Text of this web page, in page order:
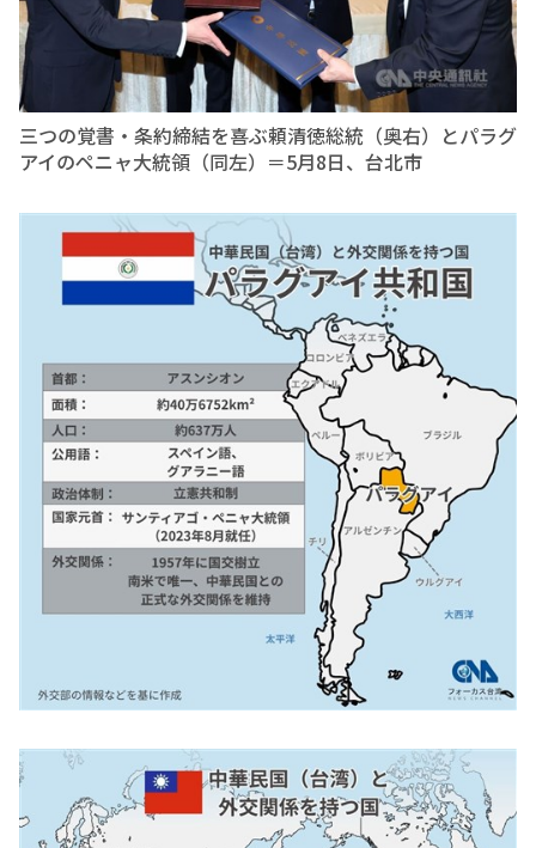
三つの覚書・条約締結を喜ぶ頼清徳総統（奥右）とパラグ
アイのペニャ大統領（同左）＝5月8日、台北市